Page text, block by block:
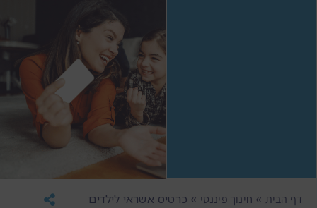
דף הבית » חינוך פיננסי » כרטיס אשראי לילדים